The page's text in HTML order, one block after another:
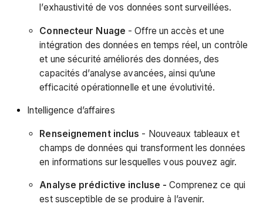
l’exhaustivité de vos données sont surveillées.
Connecteur Nuage - Offre un accès et une
intégration des données en temps réel, un contrôle
et une sécurité améliorés des données, des
capacités d’analyse avancées, ainsi qu’une
efficacité opérationnelle et une évolutivité.
Intelligence d’affaires
Renseignement inclus - Nouveaux tableaux et
champs de données qui transforment les données
en informations sur lesquelles vous pouvez agir.
Analyse prédictive incluse - Comprenez ce qui
est susceptible de se produire à l’avenir.